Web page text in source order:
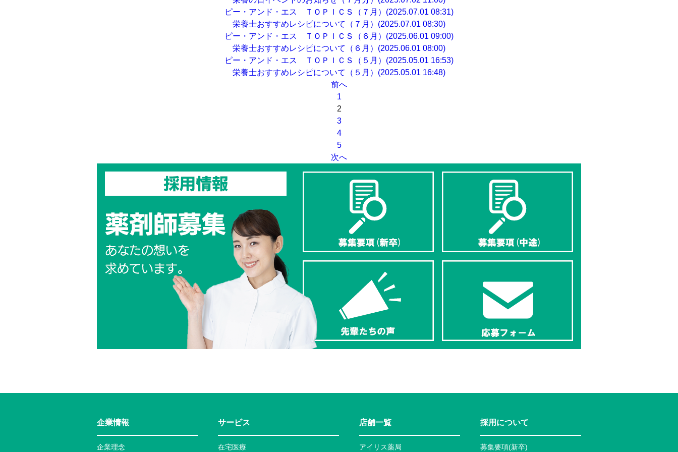
ピー・アンド・エス ＴＯＰＩＣＳ（７月）(2025.07.01 08:31)
栄養士おすすめレシピについて（７月）(2025.07.01 08:30)
ピー・アンド・エス ＴＯＰＩＣＳ（６月）(2025.06.01 09:00)
栄養士おすすめレシピについて（６月）(2025.06.01 08:00)
ピー・アンド・エス ＴＯＰＩＣＳ（５月）(2025.05.01 16:53)
栄養士おすすめレシピについて（５月）(2025.05.01 16:48)
前へ
1
2
3
4
5
次へ
企業情報
企業理念
サービス
在宅医療
店舗一覧
アイリス薬局
採用について
募集要項(新卒)